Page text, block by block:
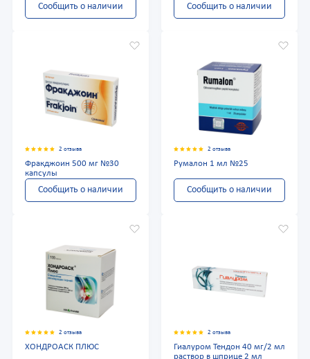
Сообщить о наличии Сообщить о наличии
2 отзыва
Фракджоин 500 мг №30
капсулы
Сообщить о наличии
2 отзыва
Румалон 1 мл №25
Сообщить о наличии
2 отзыва
ХОНДРОАСК ПЛЮС
2 отзыва
Гиалуром Тендон 40 мг/2 мл
раствор в шприце 2 мл